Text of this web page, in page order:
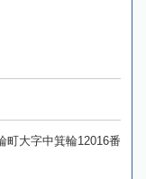
町大字中箕輪12016番